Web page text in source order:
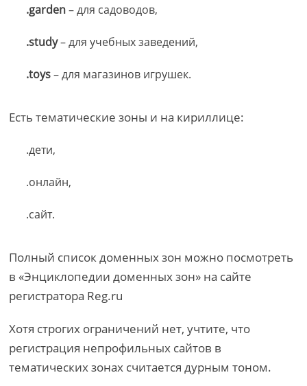
.garden– для садоводов,
.study– для учебных заведений,
.toys– для магазинов игрушек.
Есть тематические зоны и на кириллице:
.дети,
.онлайн,
.сайт.
Полный список доменных зон можно посмотреть
в «Энциклопедии доменных зон» на сайте
регистратора Reg.ru
Хотя строгих ограничений нет, учтите, что
регистрация непрофильных сайтов в
тематических зонах считается дурным тоном.